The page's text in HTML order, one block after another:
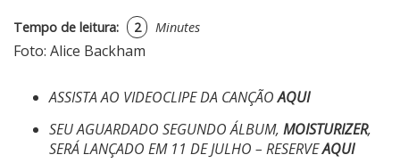
Tempo de leitura: 2 Minutes
Foto: Alice Backham
ASSISTA AO VIDEOCLIPE DA CANÇÃOAQUI
SEU AGUARDADO SEGUNDO ÁLBUM, MOISTURIZER,
SERÁ LANÇADO EM 11 DE JULHO – RESERVEAQUI